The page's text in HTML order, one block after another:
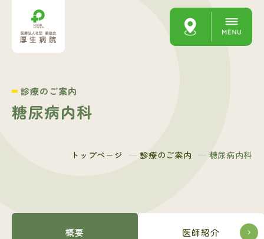
診療のご案内
糖尿病内科
トップページ 診療のご案内 糖尿病内科
概要 医師紹介